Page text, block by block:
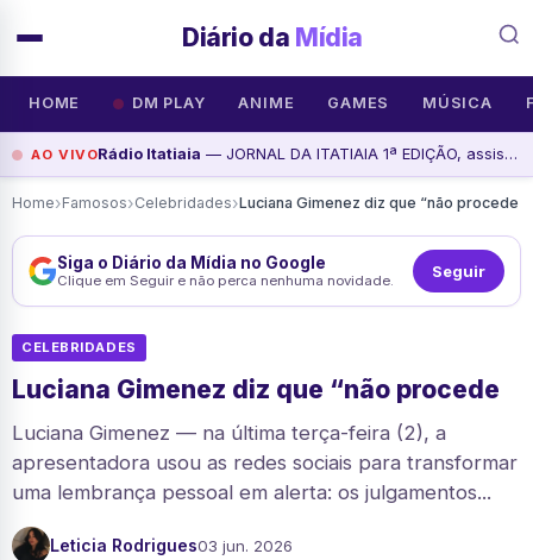
Diário da Mídia
HOME DM PLAY ANIME GAMES MÚSICA
AO VIVORádio Itatiaia — JORNAL DA ITATIAIA 1ª EDIÇÃO, assista agora
Home›Famosos›Celebridades›Luciana Gimenez diz que “não procede
Siga o Diário da Mídia no Google
Clique em Seguir e não perca nenhuma novidade. Seguir
CELEBRIDADES
Luciana Gimenez diz que “não procede
Luciana Gimenez — na última terça-feira (2), a
apresentadora usou as redes sociais para transformar
uma lembrança pessoal em alerta: os julgamentos...
Leticia Rodrigues03 jun. 2026